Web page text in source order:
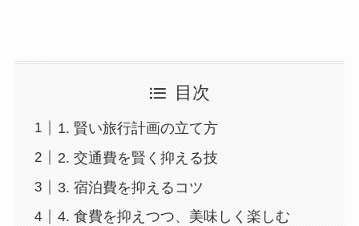
目次
1. 賢い旅行計画の立て方
2. 交通費を賢く抑える技
3. 宿泊費を抑えるコツ
4. 食費を抑えつつ、美味しく楽しむ